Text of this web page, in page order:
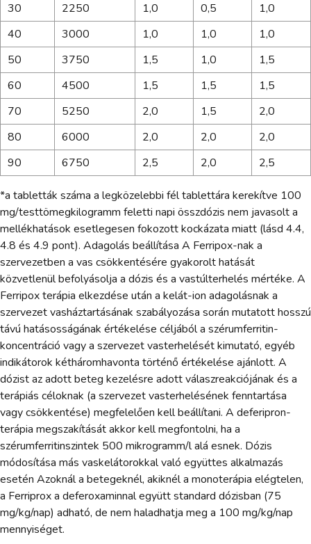
30
2250 1,0 0,5
1,0
40
3000 1,0 1,0
1,0
50
3750 1,5 1,0
1,5
60
4500 1,5 1,5
1,5
70
5250 2,0 1,5
2,0
80
6000 2,0 2,0
2,0
90
6750 2,5 2,0 2,5
*a tabletták száma a legközelebbi fél tablettára kerekítve 100
mg/testtömegkilogramm feletti napi összdózis nem javasolt a
mellékhatások esetlegesen fokozott kockázata miatt (lásd 4.4,
4.8 és 4.9 pont). Adagolás beállítása A Ferripox-nak a
szervezetben a vas csökkentésére gyakorolt hatását
közvetlenül befolyásolja a dózis és a vastúlterhelés mértéke. A
Ferripox terápia elkezdése után a kelát-ion adagolásnak a
szervezet vasháztartásának szabályozása során mutatott hosszú
távú hatásosságának értékelése céljából a szérumferritin-
koncentráció vagy a szervezet vasterhelését kimutató, egyéb
indikátorok kétháromhavonta történő értékelése ajánlott. A
dózist az adott beteg kezelésre adott válaszreakciójának és a
terápiás céloknak (a szervezet vasterhelésének fenntartása
vagy csökkentése) megfelelően kell beállítani. A deferipron-
terápia megszakítását akkor kell megfontolni, ha a
szérumferritinszintek 500 mikrogramm/l alá esnek. Dózis
módosítása más vaskelátorokkal való együttes alkalmazás
esetén Azoknál a betegeknél, akiknél a monoterápia elégtelen,
a Ferriprox a deferoxaminnal együtt standard dózisban (75
mg/kg/nap) adható, de nem haladhatja meg a 100 mg/kg/nap
mennyiséget.